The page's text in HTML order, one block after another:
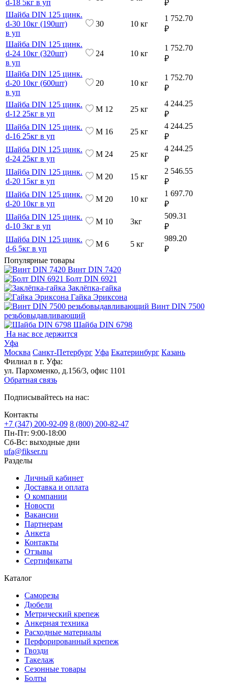
d-18 5кг в уп
₽
Шайба DIN 125 цинк.
d-30 10кг (190шт)
в уп
30 10 кг
1 752.70
₽
Шайба DIN 125 цинк.
d-24 10кг (320шт)
в уп
24 10 кг
1 752.70
₽
Шайба DIN 125 цинк.
d-20 10кг (600шт)
в уп
20 10 кг
1 752.70
₽
Шайба DIN 125 цинк.
d-12 25кг в уп
М 12 25 кг
4 244.25
₽
Шайба DIN 125 цинк.
d-16 25кг в уп
М 16 25 кг
4 244.25
₽
Шайба DIN 125 цинк.
d-24 25кг в уп
М 24 25 кг
4 244.25
₽
Шайба DIN 125 цинк.
d-20 15кг в уп
М 20 15 кг
2 546.55
₽
Шайба DIN 125 цинк.
d-20 10кг в уп
М 20 10 кг
1 697.70
₽
Шайба DIN 125 цинк.
d-10 3кг в уп
М 10 3кг
509.31
₽
Шайба DIN 125 цинк.
d-6 5кг в уп
М 6 5 кг
989.20
₽
Популярные товары
Винт DIN 7420
Болт DIN 6921
Заклёпка-гайка
Гайка Эриксона
Винт DIN 7500
резьбовыдавливающий
Шайба DIN 6798
На нас все держится
Уфа
Москва Санкт-Петербург Уфа Екатеринбург Казань
Филиал в г. Уфа:
ул. Пархоменко, д.156/3, офис 1101
Обратная связь
Подписывайтесь на нас:
Контакты
+7 (347) 200-92-09 8 (800) 200-82-47
Пн-Пт: 9:00-18:00
Сб-Вс: выходные дни
ufa@fikser.ru
Разделы
Личный кабинет
Доставка и оплата
О компании
Новости
Вакансии
Партнерам
Анкета
Контакты
Отзывы
Сертификаты
Каталог
Саморезы
Дюбели
Метрический крепеж
Анкерная техника
Расходные материалы
Перфорированный крепеж
Гвозди
Такелаж
Сезонные товары
Болты